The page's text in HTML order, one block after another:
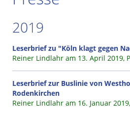
2019
Leserbrief zu "Köln klagt gegen
Reiner Lindlahr am 13. April 2019,
Leserbrief zur Buslinie von
Rodenkirchen
Reiner Lindlahr am 16. Januar